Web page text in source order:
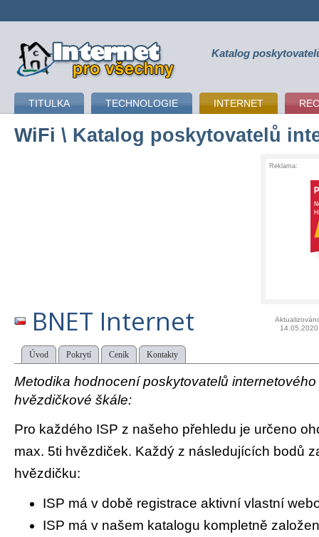
připojení k internetu Katalog
TITULKA TECHNOLOGIE INTERNET
WiFi \ Katalog poskytovatelů
Reklama:
BNET Internet
14.05.2020
Úvod Pokrytí Ceník Kontakty
Metodika hodnocení poskytovatelů
hvězdičkové škále:
Pro každého ISP z našeho přehledu je určeno
max. 5ti hvězdiček. Každý z následujících bodů
hvězdičku:
ISP má v době registrace aktivní vlastní
ISP má v našem katalogu kompletně